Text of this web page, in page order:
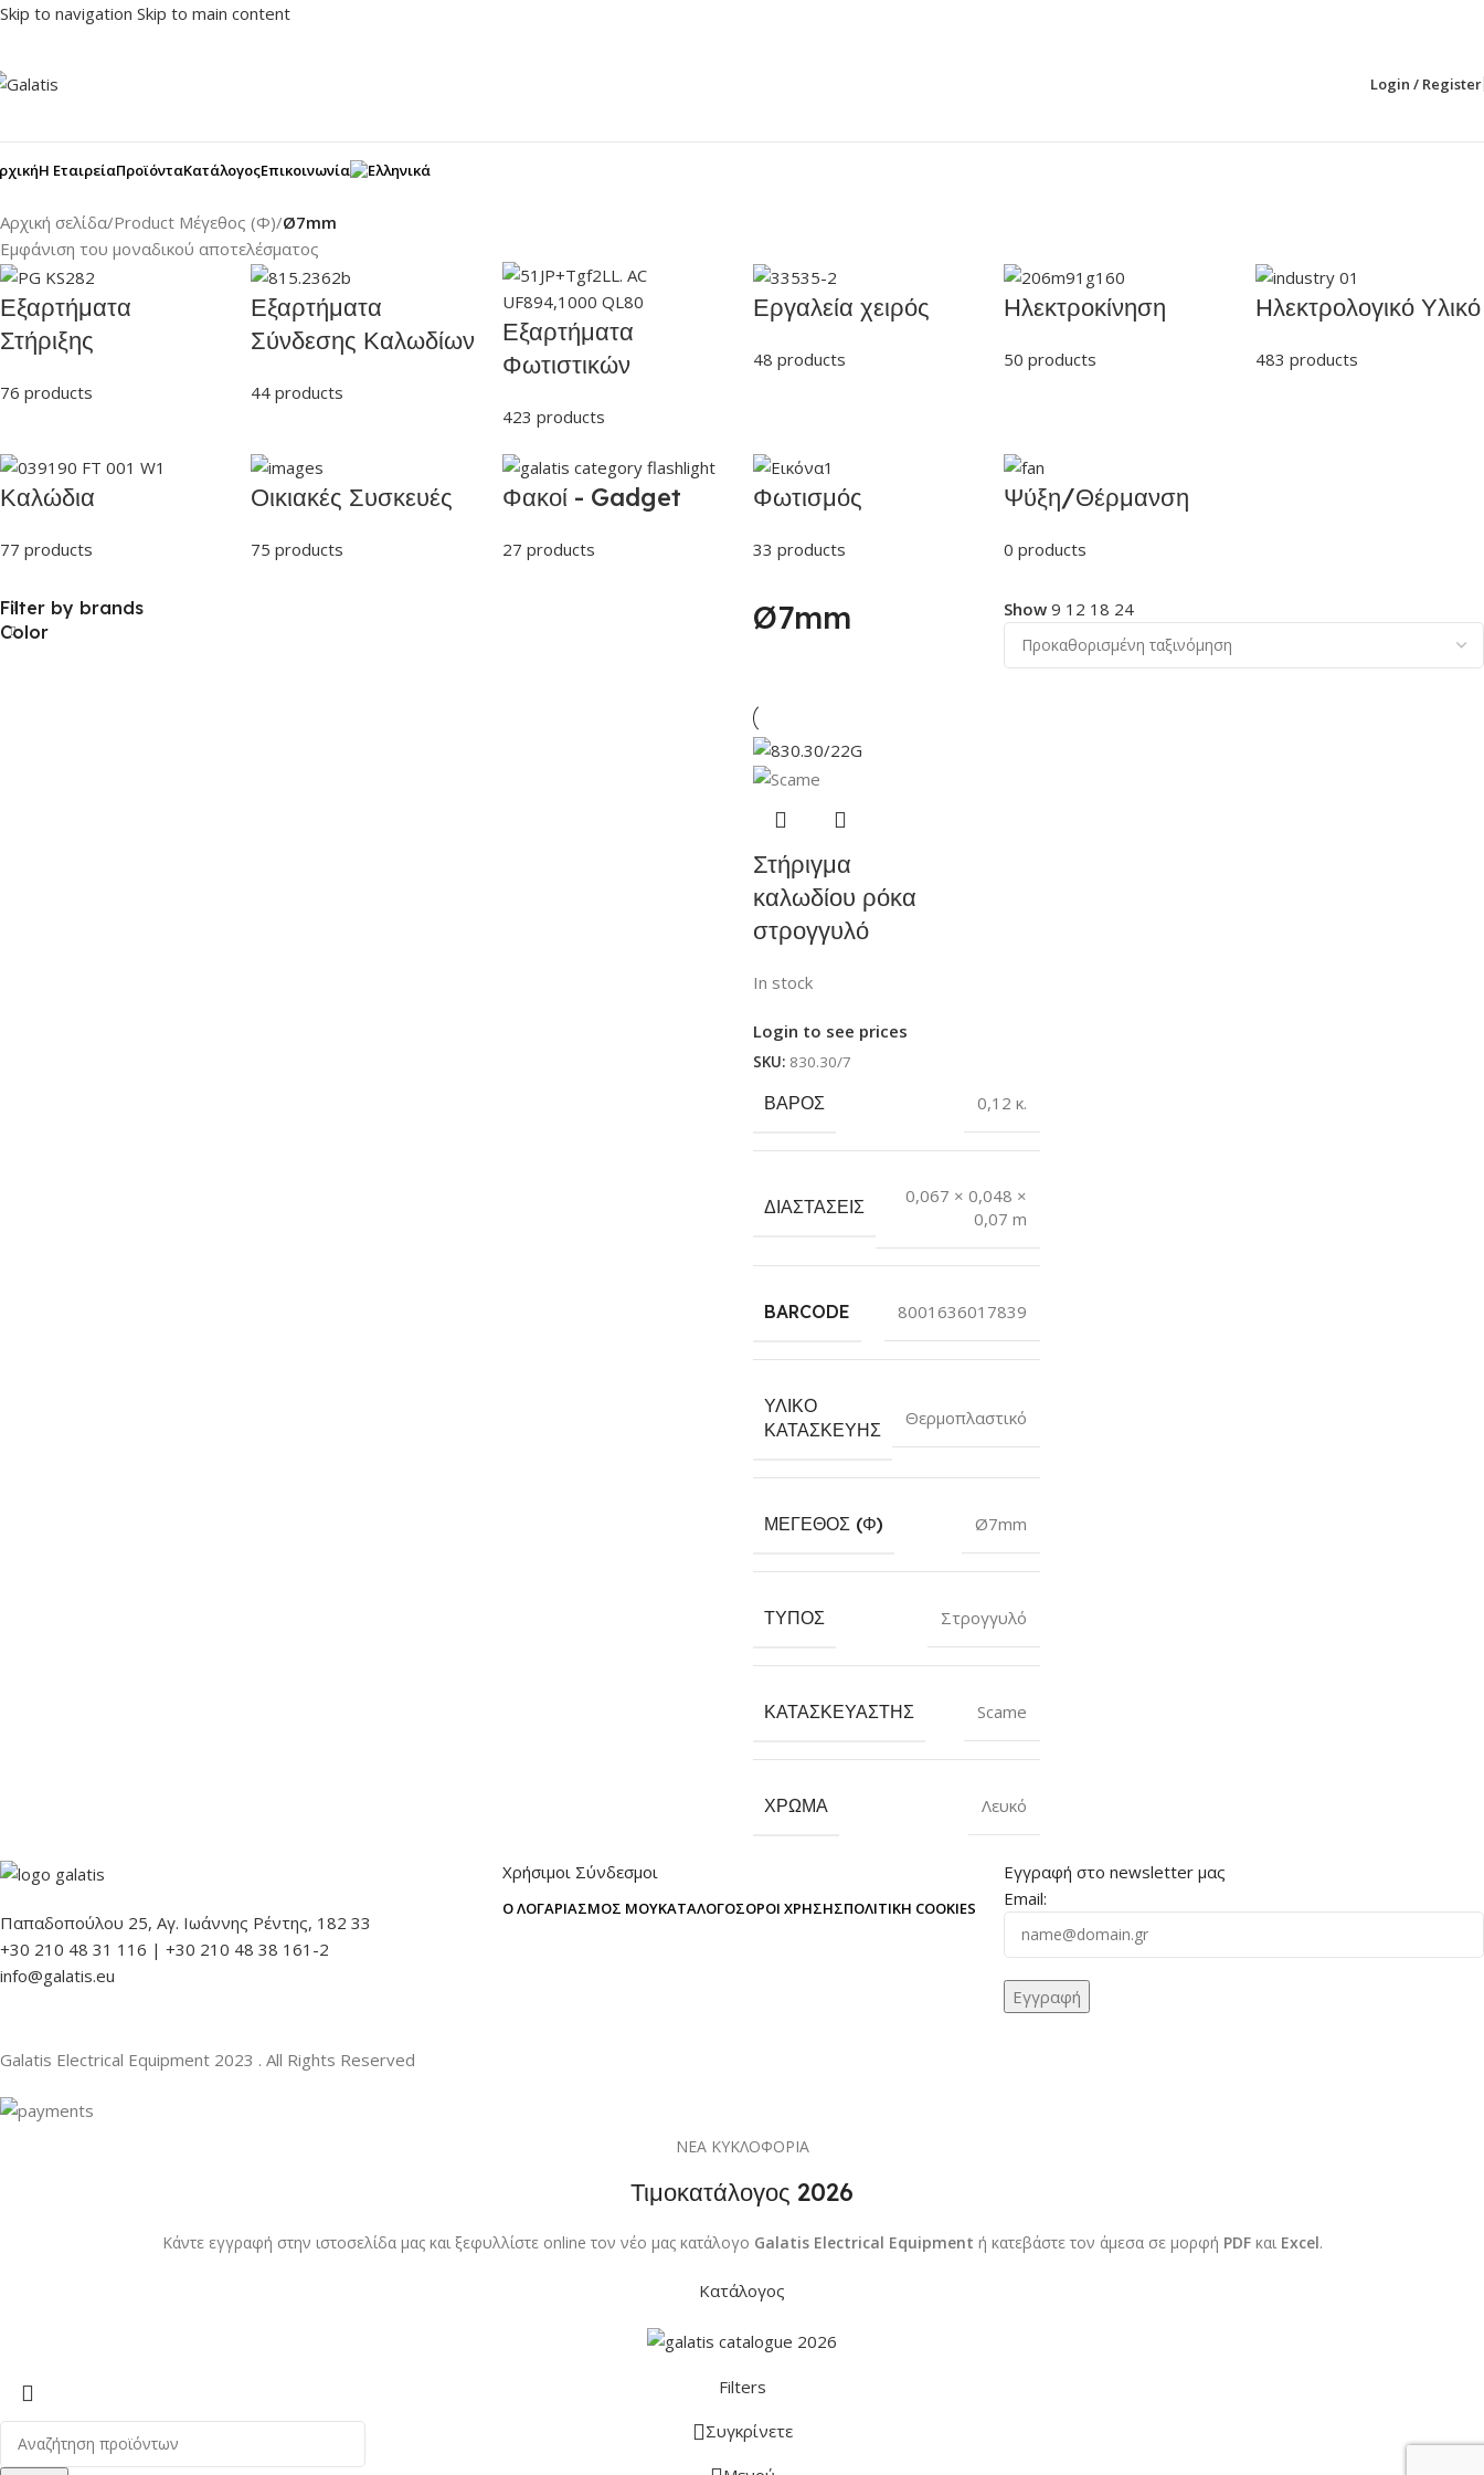
Skip to navigation Skip to main content
Login / Register
Η ΕταιρείαΠροϊόνταΚατάλογοςΕπικοινωνία
Αρχική σελίδα/Product Μέγεθος (Φ)/Ø7mm
Εμφάνιση του μοναδικού αποτελέσματος
Εξαρτήματα
Στήριξης
76 products
Εξαρτήματα
Σύνδεσης Καλωδίων
44 products
Εξαρτήματα
Φωτιστικών
423 products
Εργαλεία χειρός
48 products
Ηλεκτροκίνηση
50 products
Ηλεκτρολογικό Υλικό
483 products
Καλώδια
77 products
Οικιακές Συσκευές
75 products
Φακοί - Gadget
27 products
Φωτισμός
33 products
Ψύξη/Θέρμανση
0 products
Filter by brands
Color
Ø7mm Show9 12 18 24
Στήριγμα
καλωδίου ρόκα
στρογγυλό
In stock
Login to see prices
SKU: 830.30/7
ΒΆΡΟΣ 0,12 κ.
ΔΙΑΣΤΆΣΕΙΣ
0,067 × 0,048 ×
0,07 m
BARCODE 8001636017839
ΥΛΙΚΌ
ΚΑΤΑΣΚΕΥΉΣ
Θερμοπλαστικό
ΜΈΓΕΘΟΣ (Φ) Ø7mm
ΤΎΠΟΣ Στρογγυλό
ΚΑΤΑΣΚΕΥΑΣΤΉΣ Scame
ΧΡΏΜΑ Λευκό
Παπαδοπούλου 25, Αγ. Ιωάννης Ρέντης, 182 33
+30 210 48 31 116 | +30 210 48 38 161-2
info@galatis.eu
Χρήσιμοι Σύνδεσμοι
Ο ΛΟΓΑΡΙΑΣΜΌΣ ΜΟΥΚΑΤΆΛΟΓΟΣΌΡΟΙ ΧΡΉΣΗΣΠΟΛΙΤΙΚΉ COOKIES
Εγγραφή στο newsletter μας
Email:
Galatis Electrical Equipment 2023 . All Rights Reserved
ΝΕΑ ΚΥΚΛΟΦΟΡΙΑ
Τιμοκατάλογος 2026
Κάντε εγγραφή στην ιστοσελίδα μας και ξεφυλλίστε online τον νέο μας κατάλογο Galatis Electrical Equipment ή κατεβάστε τον άμεσα σε μορφή PDFκαι Excel.
Κατάλογος
Filters
Συγκρίνετε